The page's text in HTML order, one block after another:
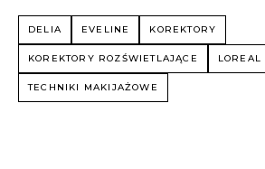
DELIA EVELINE KOREKTORY
KOREKTORY ROZŚWIETLAJĄCE LOREAL
TECHNIKI MAKIJAŻOWE